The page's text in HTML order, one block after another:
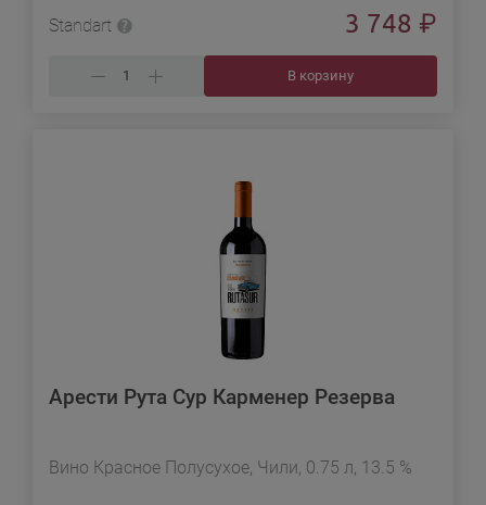
Standart 3 748 ₽
В корзину
Арести Рута Сур Карменер Резерва
Вино Красное Полусухое, Чили, 0.75 л, 13.5 %